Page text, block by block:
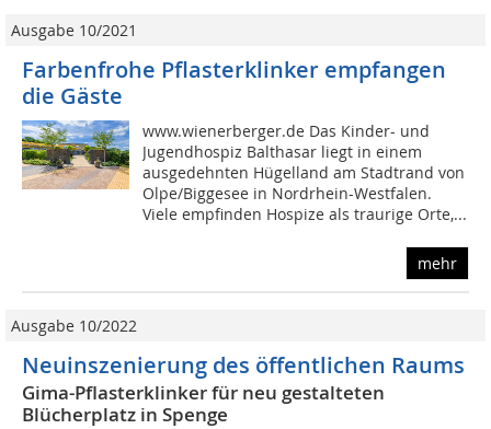
Ausgabe 10/2021
Farbenfrohe Pflasterklinker empfangen
die Gäste
www.wienerberger.de Das Kinder- und
Jugendhospiz Balthasar liegt in einem
ausgedehnten Hügelland am Stadtrand von
Olpe/Biggesee in Nordrhein-Westfalen.
Viele empfinden Hospize als traurige Orte,...
mehr
Ausgabe 10/2022
Neuinszenierung des öffentlichen Raums
Gima-Pflasterklinker für neu gestalteten
Blücherplatz in Spenge